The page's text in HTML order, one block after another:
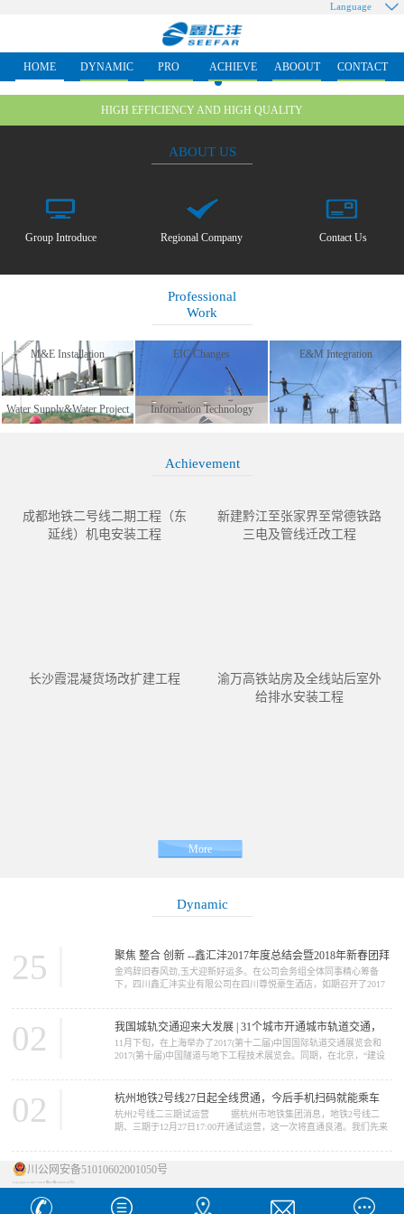
Language
HOME DYNAMIC PRO ACHIEVE ABOOUT CONTACT
HIGH EFFICIENCY AND HIGH QUALITY
ABOUT US
Group Introduce Regional Company Contact Us
Professional
Work
M&E Installation EIC Changes E&M Integration
Water Supply&Water Project Information Technology
Achievement
成都地铁二号线二期工程（东
延线）机电安装工程
新建黔江至张家界至常德铁路
三电及管线迁改工程
长沙霞混凝货场改扩建工程
渝万高铁站房及全线站后室外
给排水安装工程
More
Dynamic
聚焦 整合 创新 --鑫汇沣2017年度总结会暨2018年新春团拜
会
25
金鸡辞旧春风劲,玉犬迎新好运多。在公司会务组全体同事精心筹备
下，四川鑫汇沣实业有限公司在四川尊悦豪生酒店，如期召开了2017
到合影留念。 下午1点半，公司董事长赵丕强携公司全体高管出
席了总结会，来自西北、西南、华东、华南、三北区域事业部，以及
集团职能部门的全体员工150余人参加了此...
我国城轨交通迎来大发展 | 31个城市开通城市轨道交通，
总里程近4000公里
02
11月下旬，在上海举办了2017(第十二届)中国国际轨道交通展览会和
2017(第十届)中国隧道与地下工程技术展览会。同期，在北京，“建设
会和论坛，都发出一个信号：我国城市轨道交通的发展，正进入一个
发展极为迅速的时期。【城轨大发展】 在座谈会上，中国城市轨
道...
杭州地铁2号线27日起全线贯通，今后手机扫码就能乘车
02
杭州2号线二三期试运营 据杭州市地铁集团消息，地铁2号线二
期、三期于12月27日17:00开通试运营，这一次将直通良渚。我们先来
三射”中的主轴，全线起...
川公网安备51010602001050号
Copyright © 2017-2020 蜀ICP备18009189号-1